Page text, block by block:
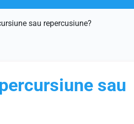
sau repercusiune?
sau